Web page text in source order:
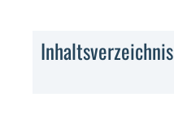
Inhaltsverzeichnis